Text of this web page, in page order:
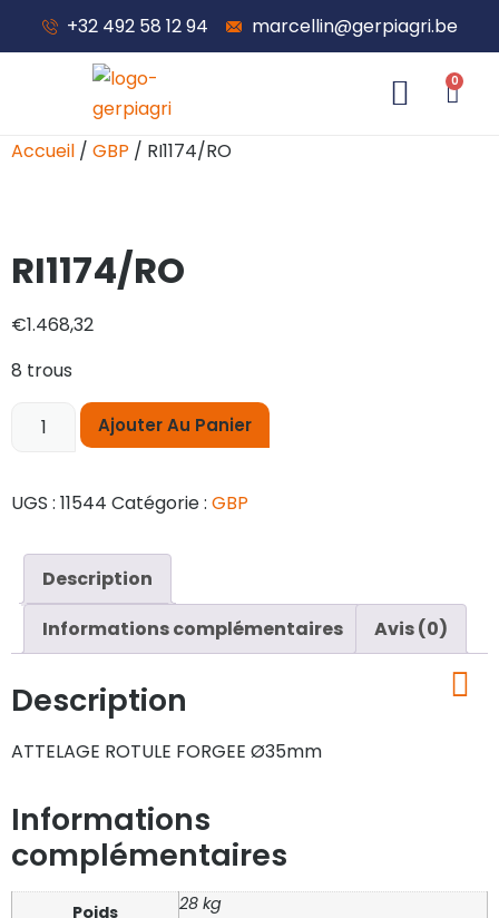
+32 492 58 12 94 marcellin@gerpiagri.be
0
Accueil / GBP / RI1174/RO
RI1174/RO
€1.468,32
8 trous
Ajouter Au Panier
UGS : 11544 Catégorie : GBP
Description
Informations complémentaires
Avis (0)
Description
ATTELAGE ROTULE FORGEE Ø35mm
Informations
complémentaires
Poids 28 kg